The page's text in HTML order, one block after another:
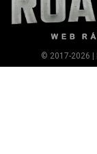
© 2017-2026 |